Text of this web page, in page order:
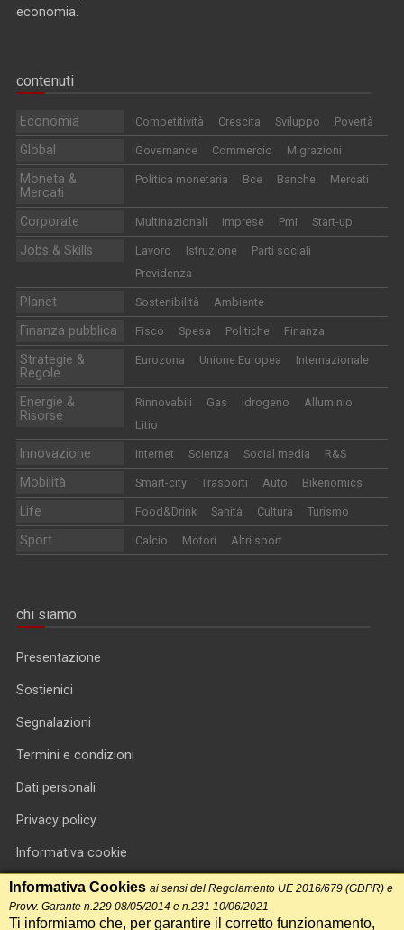
economia.
contenuti
Economia Competitività Crescita Sviluppo Povertà
Global Governance Commercio Migrazioni
Moneta &
Mercati
Politica monetaria Bce Banche Mercati
Corporate Multinazionali Imprese Pmi Start-up
Jobs & Skills Lavoro Istruzione
Parti sociali
Previdenza
Planet Sostenibilità Ambiente
Finanza pubblica Fisco Spesa Politiche Finanza
Strategie &
Regole
Eurozona Unione Europea Internazionale
Energie &
Risorse
Rinnovabili Gas Idrogeno
Alluminio
Litio
Innovazione Internet Scienza Social media R&S
Mobilità Smart-city Trasporti Auto Bikenomics
Life Food&Drink Sanità Cultura Turismo
Sport Calcio Motori Altri sport
chi siamo
Presentazione
Sostienici
Segnalazioni
Termini e condizioni
Dati personali
Privacy policy
Informativa cookie
RSS feed
RSS Top News
Informativa Cookies ai sensi del Regolamento UE 2016/679 (GDPR) e
Provv. Garante n.229 08/05/2014 e n.231 10/06/2021
Ti informiamo che, per garantire il corretto funzionamento,